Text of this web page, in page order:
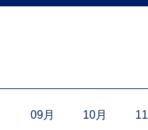
09月 10月